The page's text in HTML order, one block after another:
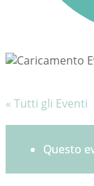
« Tutti gli Eventi
Questo